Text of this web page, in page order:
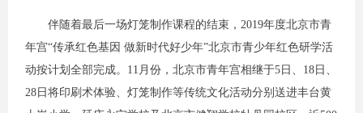
伴随着最后一场灯笼制作课程的结束，2019年度北京市青
年宫“传承红色基因 做新时代好少年”北京市青少年红色研学活
动按计划全部完成。11月份，北京市青年宫相继于5日、18日、
28日将印刷术体验、灯笼制作等传统文化活动分别送进丰台黄